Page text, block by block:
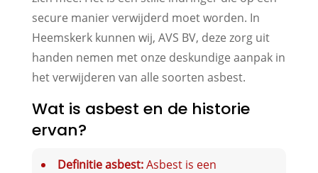
secure manier verwijderd moet worden. In
Heemskerk kunnen wij, AVS BV, deze zorg uit
handen nemen met onze deskundige aanpak in
het verwijderen van alle soorten asbest.
Wat is asbest en de historie
ervan?
Definitie asbest:Asbest is een